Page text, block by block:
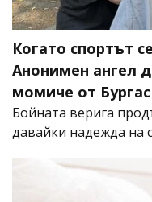
Когато спортът
Анонимен ангел
момиче от Бургас
Бойната верига
давайки надежда на